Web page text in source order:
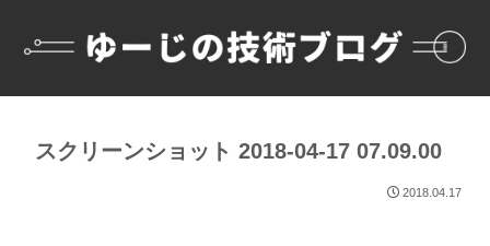
スクリーンショット 2018-04-17 07.09.00
2018.04.17